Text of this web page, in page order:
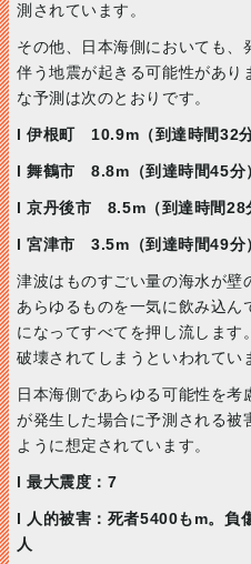
測されています。
その他、日本海側においても、
伴う地震が起きる可能性があり
な予測は次のとおりです。
l 伊根町 10.9m（到達時間32分
l 舞鶴市 8.8m（到達時間45分
l 京丹後市 8.5m（到達時間28
l 宮津市 3.5m（到達時間49分
津波はものすごい量の海水が壁
あらゆるものを一気に飲み込ん
になってすべてを押し流しま
破壊されてしまうといわれてい
日本海側であらゆる可能性を
が発生した場合に予測される
ように想定されています。
l 最大震度：7
l 人的被害：死者5400もm。負
人